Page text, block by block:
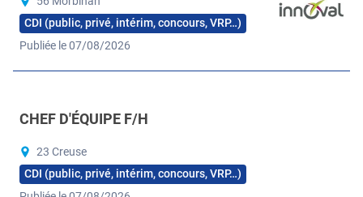
CDI (public, privé, intérim, concours, VRP…)
Publiée le 07/08/2026
CHEF D'ÉQUIPE F/H
23 Creuse
CDI (public, privé, intérim, concours, VRP…)